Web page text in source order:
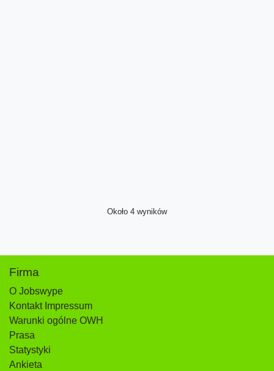
Około 4 wyników
Firma
O Jobswype
Kontakt Impressum
Warunki ogólne OWH
Prasa
Statystyki
Ankieta